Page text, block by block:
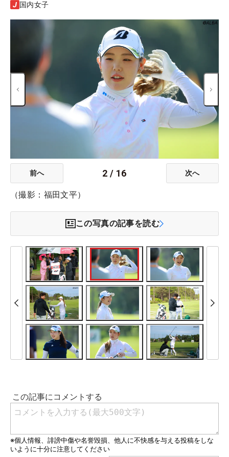
国内女子
前へ 2 / 16 次へ
（撮影：福田文平）
この写真の記事を読む